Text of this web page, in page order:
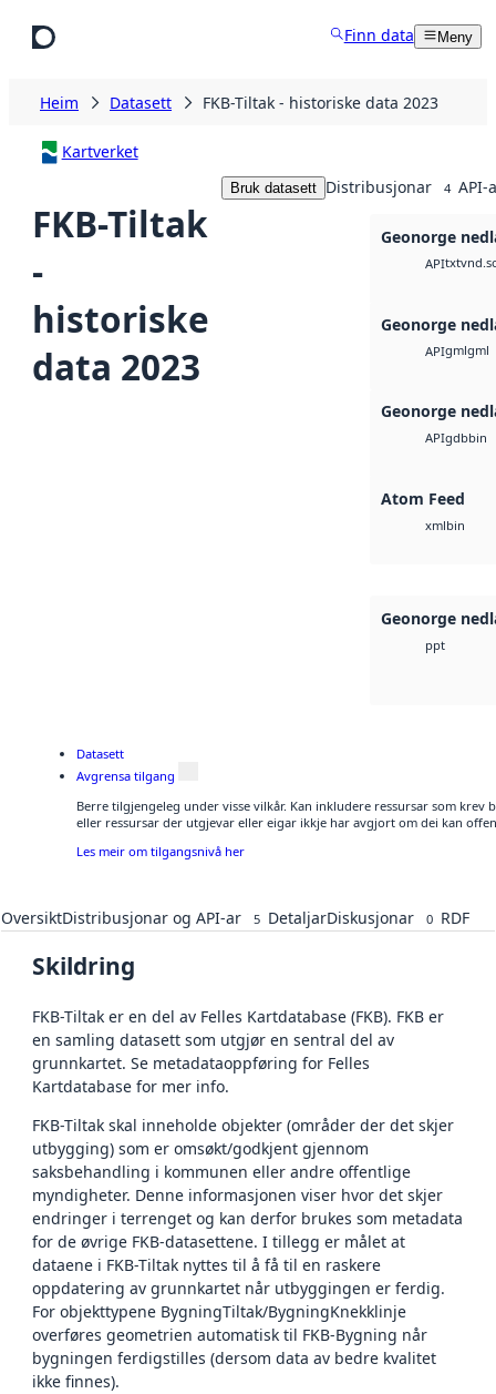
Finn data Meny
Heim Datasett FKB-Tiltak - historiske data 2023
Kartverket
FKB-Tiltak
-
historiske
data 2023
Bruk datasett Distribusjonar 4 API-
Geonorge
APItxt
Geonorge
APIgmlgml
Geonorge
APIgdbbin
Atom Feed
xmlbin
Geonorge
ppt
Datasett
Avgrensa tilgang
Berre tilgjengeleg under visse vilkår. Kan inkludere ressursar som krev
eller ressursar der utgjevar eller eigar ikkje har avgjort om dei kan
Les meir om tilgangsnivå her
OversiktDistribusjonar og API-ar 5 DetaljarDiskusjonar 0 RDF
Skildring
FKB-Tiltak er en del av Felles Kartdatabase (FKB). FKB er
en samling datasett som utgjør en sentral del av
grunnkartet. Se metadataoppføring for Felles
Kartdatabase for mer info.
FKB-Tiltak skal inneholde objekter (områder der det skjer
utbygging) som er omsøkt/godkjent gjennom
saksbehandling i kommunen eller andre offentlige
myndigheter. Denne informasjonen viser hvor det skjer
endringer i terrenget og kan derfor brukes som metadata
for de øvrige FKB-datasettene. I tillegg er målet at
dataene i FKB-Tiltak nyttes til å få til en raskere
oppdatering av grunnkartet når utbyggingen er ferdig.
For objekttypene BygningTiltak/BygningKnekklinje
overføres geometrien automatisk til FKB-Bygning når
bygningen ferdigstilles (dersom data av bedre kvalitet
ikke finnes).